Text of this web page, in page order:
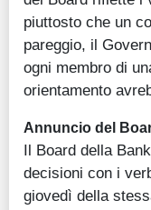
piuttosto che un
pareggio, il
ogni membro di
orientamento
Annuncio del
Il Board della
decisioni con i
giovedì della